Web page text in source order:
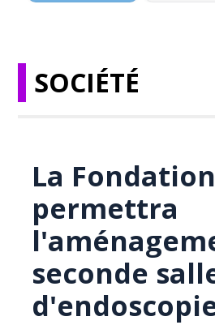
SOCIÉTÉ
La
permettra
seconde